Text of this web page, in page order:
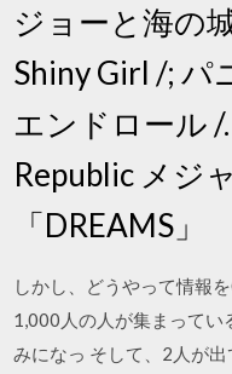
ジョーと海の
Shiny Girl /; パ
エンドロール /
Republic メジ
「DREAMS」
しかし、どうやって情報
1,000人の人が集まってい
みになっ そして、2人が